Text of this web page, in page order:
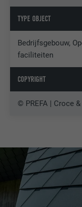
TYPE OBJECT
Bedrijfsgebouw,
faciliteiten
COPYRIGHT
© PREFA | Croce